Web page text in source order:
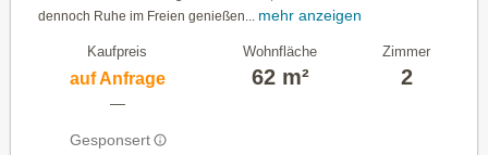
dennoch Ruhe im Freien genießen...
mehr anzeigen
Kaufpreis
auf Anfrage
—
Gesponsert
Wohnfläche
62 m²
Zimmer
2